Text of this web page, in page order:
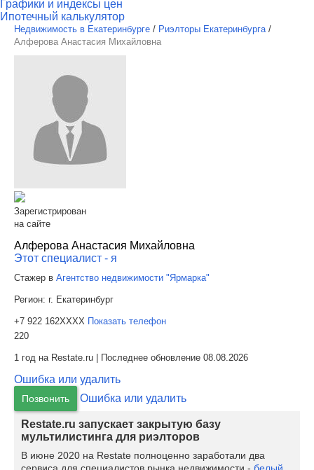
Графики и индексы цен
Ипотечный калькулятор
Недвижимость в Екатеринбурге / Риэлторы Екатеринбурга /
Алферова Анастасия Михайловна
Зарегистрирован
на сайте
Алферова Анастасия Михайловна
Этот специалист - я
Стажер в Агентство недвижимости "Ярмарка"
Регион: г. Екатеринбург
+7 922 162XXXX Показать телефон
220
1 год на Restate.ru | Последнее обновление 08.08.2026
Ошибка или удалить
Позвонить Ошибка или удалить
Restate.ru запускает закрытую базу
мультилистинга для риэлторов
В июне 2020 на Restate полноценно заработали два